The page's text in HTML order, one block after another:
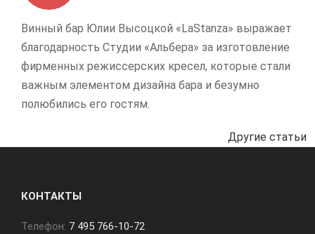
Винный бар Юлии Высоцкой «LaStanza» выражает
благодарность Студии «Альбера» за изготовление
фирменных режиссерских кресел, которые стали
важным элементом дизайна бара и безумно
полюбились его гостям.
Другие статьи
КОНТАКТЫ
Телефон: 7 495 766-10-72